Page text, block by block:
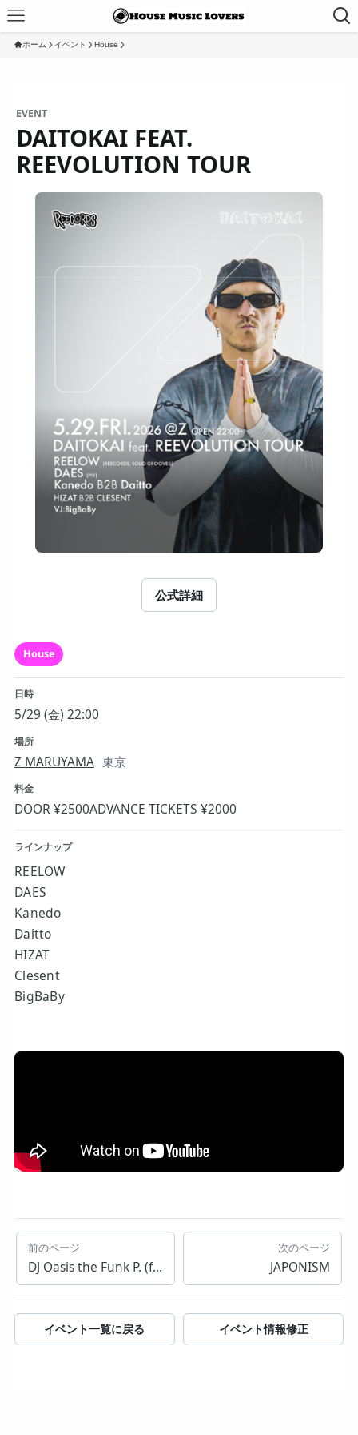
ホーム イベント House
EVENT
DAITOKAI FEAT.
REEVOLUTION TOUR
公式詳細
House
日時
5/29 (金) 22:00
場所
Z MARUYAMA 東京
料金
DOOR ¥2500ADVANCE TICKETS ¥2000
ラインナップ
REELOW
DAES
Kanedo
Daitto
HIZAT
Clesent
BigBaBy
前のページ
DJ Oasis the Funk P. (from キングギドラ) / DJ TOSHI / DJ HIRAKATSU
次のページ
JAPONISM
イベント一覧に戻る イベント情報修正